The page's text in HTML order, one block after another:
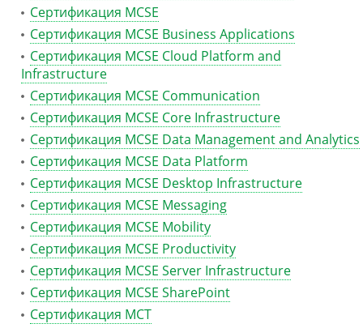
Сертификация MCSE
Сертификация MCSE Business Applications
Сертификация MCSE Cloud Platform and
Infrastructure
Сертификация MCSE Communication
Сертификация MCSE Core Infrastructure
Сертификация MCSE Data Management and Analytics
Сертификация MCSE Data Platform
Сертификация MCSE Desktop Infrastructure
Сертификация MCSE Messaging
Сертификация MCSE Mobility
Сертификация MCSE Productivity
Сертификация MCSE Server Infrastructure
Сертификация MCSE SharePoint
Сертификация MCT